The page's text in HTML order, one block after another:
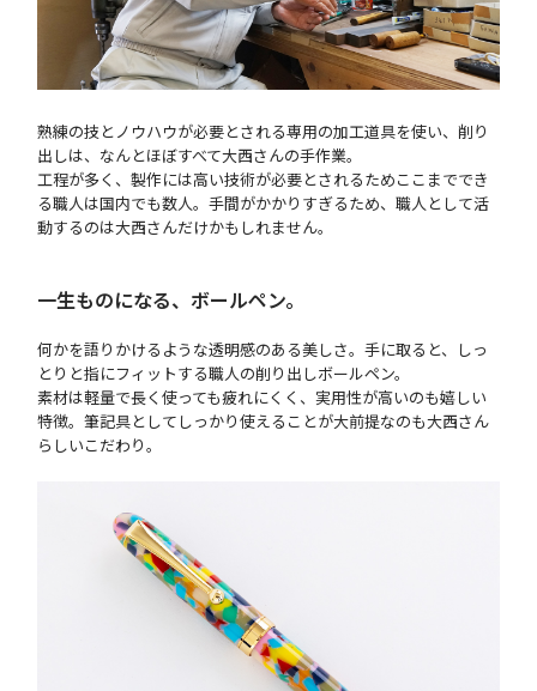
熟練の技とノウハウが必要とされる専用の加工道具を使い、削り
出しは、なんとほぼすべて大西さんの手作業。
工程が多く、製作には高い技術が必要とされるためここまででき
る職人は国内でも数人。手間がかかりすぎるため、職人として活
動するのは大西さんだけかもしれません。
一生ものになる、ボールペン。
何かを語りかけるような透明感のある美しさ。手に取ると、しっ
とりと指にフィットする職人の削り出しボールペン。
素材は軽量で長く使っても疲れにくく、実用性が高いのも嬉しい
特徴。筆記具としてしっかり使えることが大前提なのも大西さん
らしいこだわり。